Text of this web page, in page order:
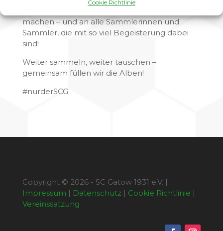
Cookie Richtlinie
machen – und an alle Sammlerinnen und
Sammler, die mit so viel Begeisterung dabei
sind!
Weiter sammeln, weiter tauschen –
gemeinsam füllen wir die Alben!
#nurderSCG
Copyright © 2026 - SC Gatow 1931 e.V. |
Impressum | Datenschutz| Cookie Richtlinie |
Vereinssatzung